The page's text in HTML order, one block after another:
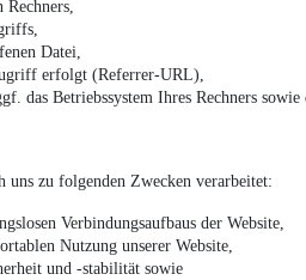
Datei,
erfolgt (Referrer-URL),
das Betriebssystem Ihres Rechners sowie
uns zu folgenden Zwecken verarbeitet:
Verbindungsaufbaus der Website,
Nutzung unserer Website,
und -stabilität sowie